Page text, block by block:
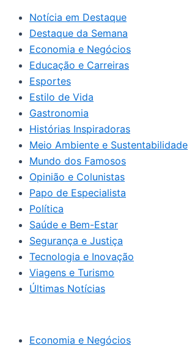
Notícia em Destaque
Destaque da Semana
Economia e Negócios
Educação e Carreiras
Esportes
Estilo de Vida
Gastronomia
Histórias Inspiradoras
Meio Ambiente e Sustentabilidade
Mundo dos Famosos
Opinião e Colunistas
Papo de Especialista
Política
Saúde e Bem-Estar
Segurança e Justiça
Tecnologia e Inovação
Viagens e Turismo
Últimas Notícias
Economia e Negócios